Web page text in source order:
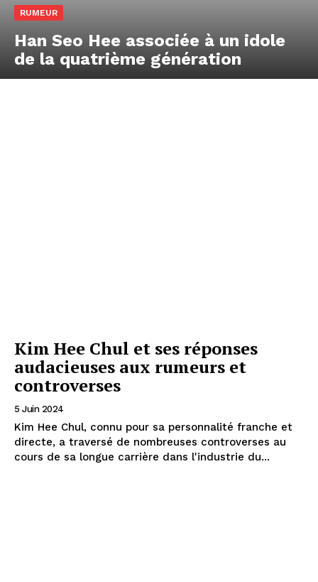
RUMEUR
Han Seo Hee associée à un idole
de la quatrième génération
Kim Hee Chul et ses réponses
audacieuses aux rumeurs et
controverses
5 Juin 2024
Kim Hee Chul, connu pour sa personnalité franche et
directe, a traversé de nombreuses controverses au
cours de sa longue carrière dans l'industrie du...